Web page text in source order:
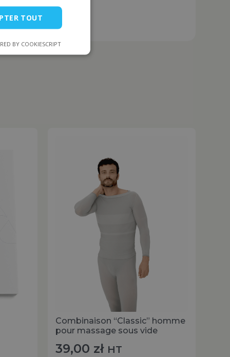
Combinaison “Classic” homme
pour massage sous vide
39,00 zł HT
TOUT
BY COOKIESCRIPT